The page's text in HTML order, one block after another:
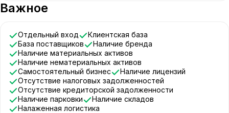
Важное
Отдельный вход
Клиентская база
База поставщиков
Наличие бренда
Наличие материальных активов
Наличие нематериальных активов
Самостоятельный бизнес
Наличие лицензий
Отсутствие налоговых задолженностей
Отсутствие кредиторской задолженности
Наличие парковки
Наличие складов
Налаженная логистика